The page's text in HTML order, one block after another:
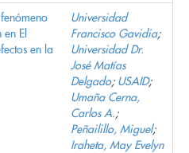
El
en la
Universidad
Francisco Gavidia;
Universidad Dr.
José Matías
Delgado; USAID;
Umaña Cerna,
Carlos A.;
Peñailillo, Miguel;
Iraheta, May Evelyn